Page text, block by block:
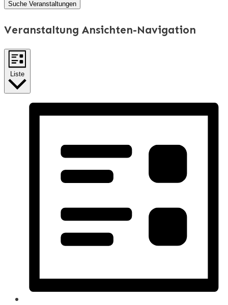
Suche Veranstaltungen
Veranstaltung Ansichten-Navigation
Liste